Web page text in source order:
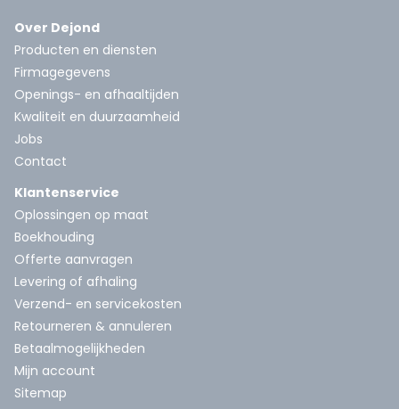
Over Dejond
Producten en diensten
Firmagegevens
Openings- en afhaaltijden
Kwaliteit en duurzaamheid
Jobs
Contact
Klantenservice
Oplossingen op maat
Boekhouding
Offerte aanvragen
Levering of afhaling
Verzend- en servicekosten
Retourneren & annuleren
Betaalmogelijkheden
Mijn account
Sitemap